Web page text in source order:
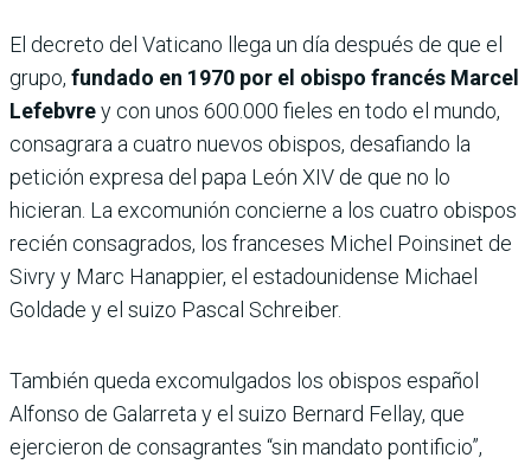
El decreto del Vaticano llega un día después de que el
grupo, fundado en 1970 por el obispo francés Marcel
Lefebvrey con unos 600.000 fieles en todo el mundo,
consagrara a cuatro nuevos obispos, desafiando la
petición expresa del papa León XIV de que no lo
hicieran. La excomunión concierne a los cuatro obispos
recién consagrados, los franceses Michel Poinsinet de
Sivry y Marc Hanappier, el estadounidense Michael
Goldade y el suizo Pascal Schreiber.
También queda excomulgados los obispos español
Alfonso de Galarreta y el suizo Bernard Fellay, que
ejercieron de consagrantes “sin mandato pontificio”,